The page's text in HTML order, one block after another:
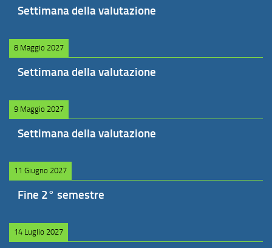
Settimana della valutazione
8 Maggio 2027
Settimana della valutazione
9 Maggio 2027
Settimana della valutazione
11 Giugno 2027
Fine 2° semestre
14 Luglio 2027